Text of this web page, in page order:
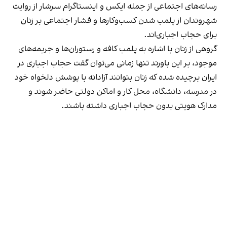
رسانه‎‌های اجتماعی از جمله ایکس و اینستاگرام سرشار از روایت
شهروندان از پلمب شدن کسب‌وکارها و فشار اجتماعی بر زنان
برای حجاب اجباری‌اند.
گروهی از زنان با اشاره به پلمب کافه و رستوران‌ها و جریمه‌های
موجود، بر این باورند تنها زمانی می‌توان گفت حجاب اجباری در
ایران برچیده شده که زنان بتوانند آزادانه با پوشش دلخواه خود
در مدرسه، دانشگاه، محل کار و اماکن دولتی حاضر شوند و
مدارک هویتی بدون حجاب اجباری داشته باشند.